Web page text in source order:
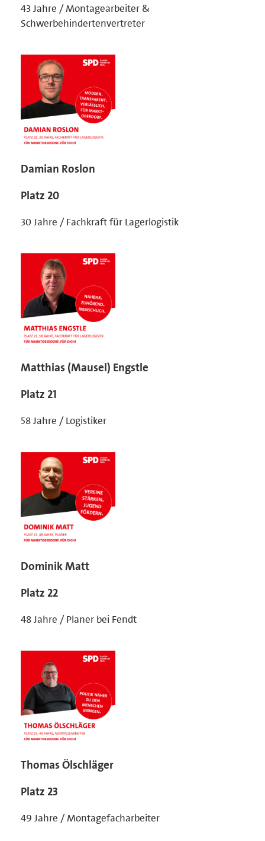
43 Jahre / Montagearbeiter &
Schwerbehindertenvertreter
Damian Roslon
Platz 20
30 Jahre / Fachkraft für Lagerlogistik
Matthias (Mausel) Engstle
Platz 21
58 Jahre / Logistiker
Dominik Matt
Platz 22
48 Jahre / Planer bei Fendt
Thomas Ölschläger
Platz 23
49 Jahre / Montagefacharbeiter